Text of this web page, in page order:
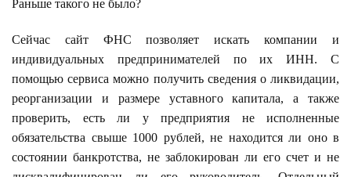
Раньше такого не было?
Сейчас сайт ФНС позволяет искать компании и
индивидуальных предпринимателей по их ИНН. С
помощью сервиса можно получить сведения о ликвидации,
реорганизации и размере уставного капитала, а также
проверить, есть ли у предприятия не исполненные
обязательства свыше 1000 рублей, не находится ли оно в
состоянии банкротства, не заблокирован ли его счет и не